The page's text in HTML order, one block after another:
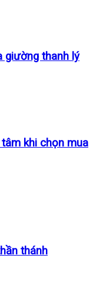
giường thanh lý
khi chọn mua
thánh